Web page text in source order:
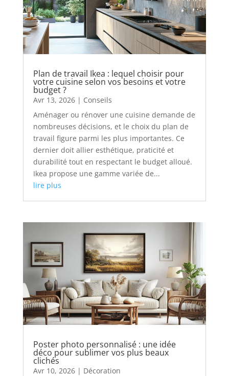
Plan de travail Ikea : lequel choisir pour
votre cuisine selon vos besoins et votre
budget ?
Avr 13, 2026| Conseils
Aménager ou rénover une cuisine demande de
nombreuses décisions, et le choix du plan de
travail figure parmi les plus importantes. Ce
dernier doit allier esthétique, praticité et
durabilité tout en respectant le budget alloué.
Ikea propose une gamme variée de...
lire plus
Poster photo personnalisé : une idée
déco pour sublimer vos plus beaux
clichés
Avr 10, 2026| Décoration